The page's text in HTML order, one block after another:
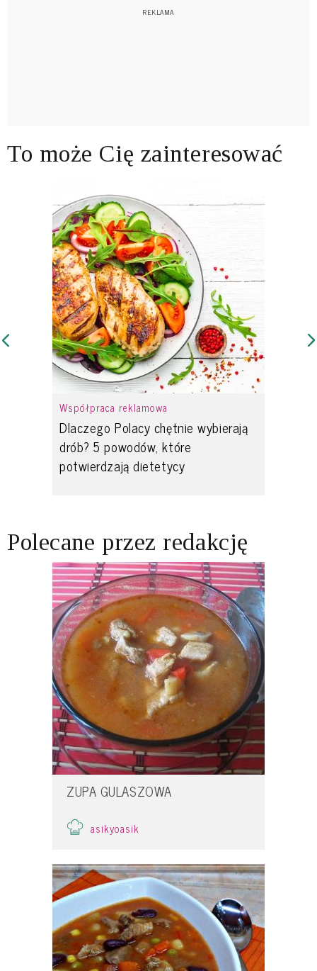
To może Cię zainteresować
Współpraca reklamowa
Dlaczego Polacy chętnie wybierają
drób? 5 powodów, które
potwierdzają dietetycy
Polecane przez redakcję
ZUPA GULASZOWA
asikyoasik